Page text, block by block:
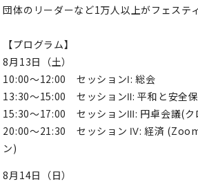
団体のリーダーなど1万人以上がフェステ
【プログラム】
8月13日（土）
10:00～12:00 セッションⅠ: 総会
13:30～15:00 セッションⅡ: 平和と安全
15:30～17:00 セッションⅢ: 円卓会議(ク
20:00～21:30 セッション Ⅳ: 経済
ン)
8月14日（日）